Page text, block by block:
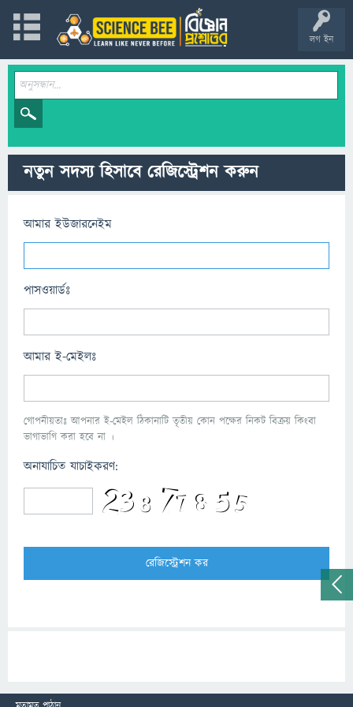
লগ ইন
নতুন সদস্য হিসাবে রেজিস্ট্রেশন করুন
আমার ইউজারনেইম
পাসওয়ার্ডঃ
আমার ই-মেইলঃ
গোপনীয়তাঃ আপনার ই-মেইল ঠিকানাটি তৃতীয় কোন পক্ষের নিকট বিক্রয় কিংবা
ভাগাভাগি করা হবে না ।
অনাযাচিত যাচাইকরণ: